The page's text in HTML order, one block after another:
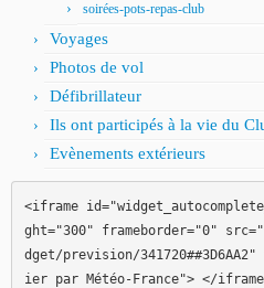
soirées-pots-repas-club
Voyages
Photos de vol
Défibrillateur
Ils ont participés à la vie du
Evènements extérieurs
<iframe
ght="300" frameborder="0"
dget/prevision/
ier par Météo-France"> </